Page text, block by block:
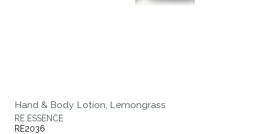
Hand & Body Lotion, Lemongrass
RE ESSENCE
RE2036